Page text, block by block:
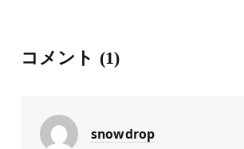
コメント (1)
snowdrop